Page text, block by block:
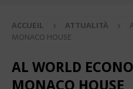
ACCUEIL ATTUALITÀ
MONACO HOUSE
AL WORLD
MONACO HOUSE